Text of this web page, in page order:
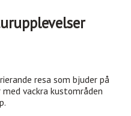
resa som bjuder på
vackra kustområden